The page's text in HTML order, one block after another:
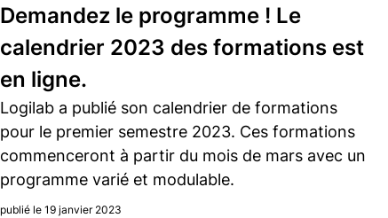
Demandez le programme ! Le
calendrier 2023 des formations est
en ligne.
Logilab a publié son calendrier de formations
pour le premier semestre 2023. Ces formations
commenceront à partir du mois de mars avec un
programme varié et modulable.
publié le 19 janvier 2023